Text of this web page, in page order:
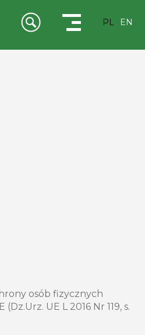
PL EN
osób fizycznych
UE L 2016 Nr 119, s.